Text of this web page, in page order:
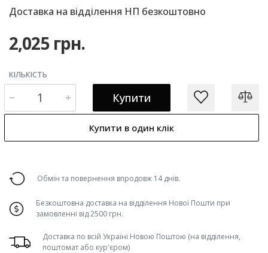
Доставка на відділення НП безкоштовно
2,025 грн.
КІЛЬКІСТЬ
Купити
Купити в один клік
Обмін та повернення впродовж 14 днів.
Безкоштовна доставка на відділення Нової Пошти при
замовленні від 2500 грн.
Доставка по всій Україні Новою Поштою (на відділення,
поштомат або кур'єром)